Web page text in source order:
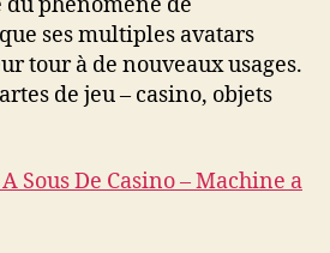
ses multiples avatars
tour à de nouveaux usages.
de jeu – casino, objets
Sous De Casino – Machine a